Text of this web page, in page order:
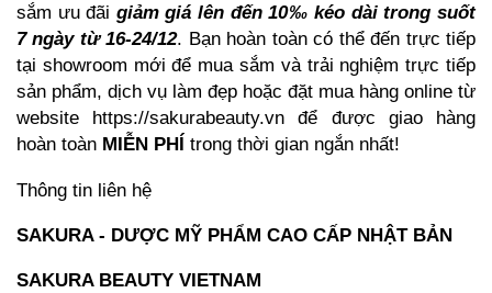
sắm ưu đãi giảm giá lên đến 10‰ kéo dài trong suốt
7 ngày từ 16-24/12. Bạn hoàn toàn có thể đến trực tiếp
tại showroom mới để mua sắm và trải nghiệm trực tiếp
sản phẩm, dịch vụ làm đẹp hoặc đặt mua hàng online từ
website https://sakurabeauty.vn để được giao hàng
hoàn toàn MIỄN PHÍ trong thời gian ngắn nhất!
Thông tin liên hệ
SAKURA - DƯỢC MỸ PHẨM CAO CẤP NHẬT BẢN
SAKURA BEAUTY VIETNAM